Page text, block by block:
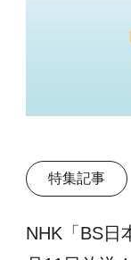
特集記事
NHK「BS日